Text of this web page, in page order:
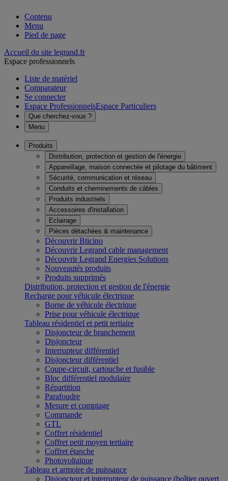
Contenu
Menu
Pied de page
Accueil du site legrand.fr
Espace professionnels
Liste de matériel
Comparateur
Se connecter
Espace ProfessionnelsEspace Particuliers
Que cherchez-vous ?
Menu
Produits
Distribution, protection et gestion de l'énergie
Appareillage, maison connectée et pilotage du bâtiment
Sécurité, communication et réseau
Conduits et cheminements de câbles
Produits industriels
Accessoires d'installation
Eclairage
Pièces détachées & maintenance
Découvrir Bticino
Découvrir Legrand cable management
Découvrir Legrand Energies Solutions
Nouveautés produits
Produits supprimés
Distribution, protection et gestion de l'énergie
Recharge pour véhicule électrique
Borne de véhicule électrique
Prise pour véhicule électrique
Tableau résidentiel et petit tertiaire
Disjoncteur de branchement
Disjoncteur
Interrupteur différentiel
Disjoncteur différentiel
Coupe-circuit, cartouche et fusible
Bloc différentiel modulaire
Répartition
Parafoudre
Mesure et comptage
Commande
GTL
Coffret résidentiel
Coffret petit moyen tertiaire
Coffret étanche
Photovoltaïque
Tableau et armoire de puissance
Disjoncteur et interrupteur de puissance (boîtier ouvert